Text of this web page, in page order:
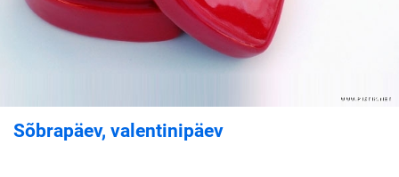
Sõbrapäev, valentinipäev